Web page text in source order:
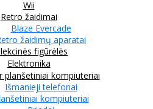
Wii
Retro žaidimai
Blaze Evercade
žaidimų aparatai
figūrėlės
Elektronika
planšetiniai kompiuteriai
Išmanieji telefonai
kompiuteriai